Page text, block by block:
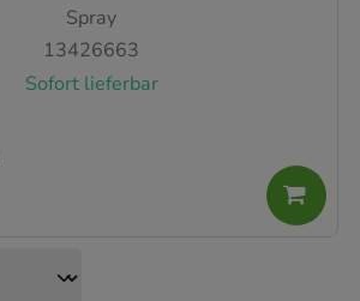
Spray
13426663
Sofort lieferbar